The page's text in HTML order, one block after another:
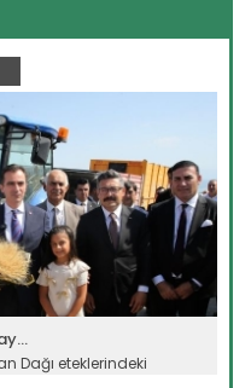
destekleriyle ekimi
Dağı eteklerindeki